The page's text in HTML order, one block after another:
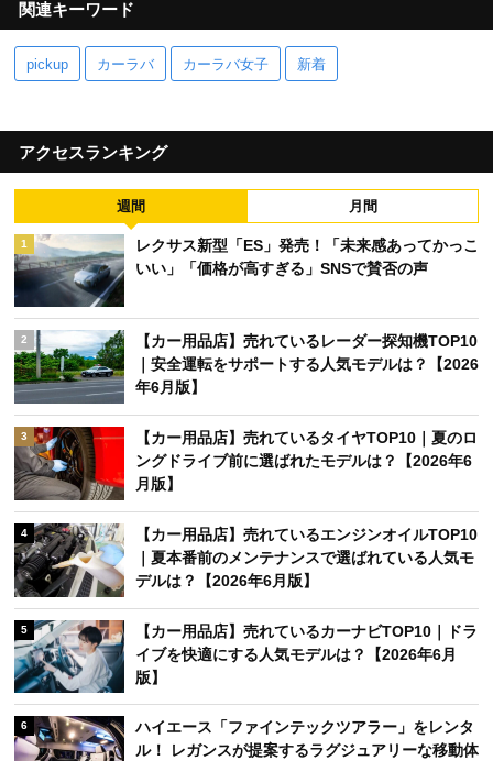
関連キーワード
pickup カーラバ カーラバ女子 新着
アクセスランキング
週間 月間
1
レクサス新型「ES」発売！「未来感あってかっこ
いい」「価格が高すぎる」SNSで賛否の声
2
【カー用品店】売れているレーダー探知機TOP10
｜安全運転をサポートする人気モデルは？【2026
年6月版】
3
【カー用品店】売れているタイヤTOP10｜夏のロ
ングドライブ前に選ばれたモデルは？【2026年6
月版】
4
【カー用品店】売れているエンジンオイルTOP10
｜夏本番前のメンテナンスで選ばれている人気モ
デルは？【2026年6月版】
5
【カー用品店】売れているカーナビTOP10｜ドラ
イブを快適にする人気モデルは？【2026年6月
版】
6
ハイエース「ファインテックツアラー」をレンタ
ル！ レガンスが提案するラグジュアリーな移動体